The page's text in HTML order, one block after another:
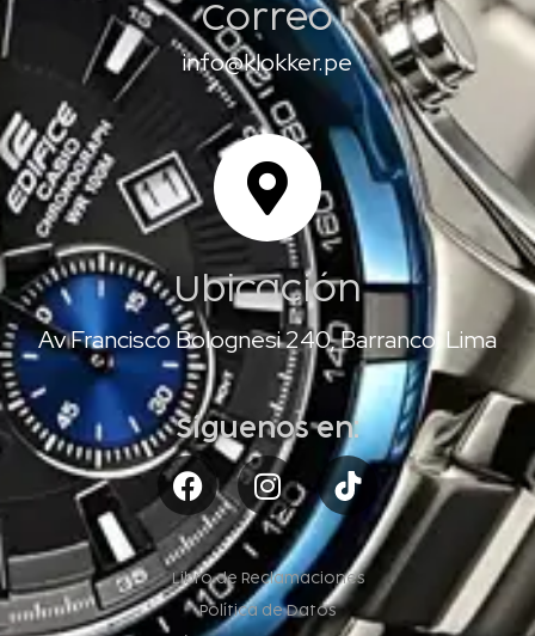
Correo
info@klokker.pe
Ubicación
Av Francisco Bolognesi 240, Barranco, Lima
Síguenos en:
Libro de Reclamaciones
Política de Datos